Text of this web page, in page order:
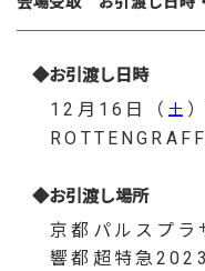
◆お引渡し日時
12月16日（ 土
◆お引渡し場所
京都パルスプラ
響都超特急